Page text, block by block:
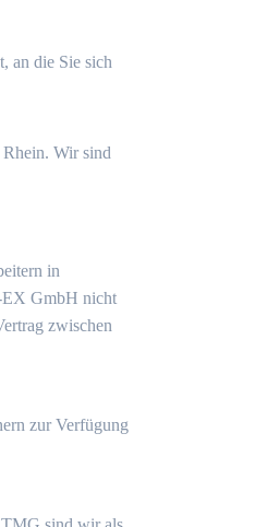
an die Sie sich
Wir sind
in
EX GmbH nicht
zwischen
zur Verfügung